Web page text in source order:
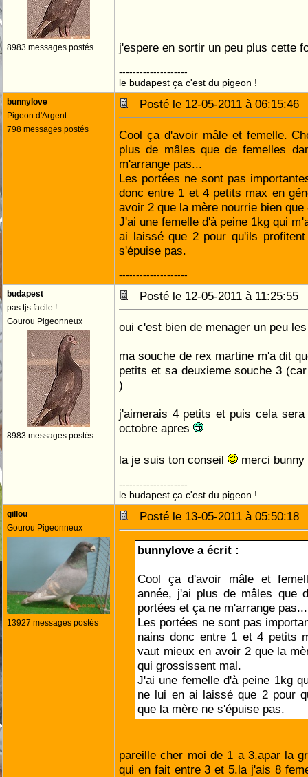
8983 messages postés j'espere en sortir un peu plus cette
--------------------
le budapest ça c'est du pigeon !
bunnylove
Pigeon d'Argent
798 messages postés
Posté le 12-05-2011 à
Cool ça d'avoir mâle et femelle.
plus de mâles que de femelles
m'arrange pas...
Les portées ne sont pas
donc entre 1 et 4 petits max en
avoir 2 que la mère nourrie bien
J'ai une femelle d'à peine 1kg qui
ai laissé que 2 pour qu'ils
s'épuise pas.
--------------------
budapest
pas tjs facile !
Gourou Pigeonneux
8983 messages postés
Posté le 12-05-2011 à 11:25:55
oui c'est bien de menager un peu
ma souche de rex martine m'a dit
petits et sa deuxieme souche 3
)
j'aimerais 4 petits et puis cela
octobre apres
la je suis ton conseil merci bunny
--------------------
le budapest ça c'est du pigeon !
gillou
Gourou Pigeonneux
13927 messages postés
Posté le 13-05-2011 à
bunnylove a écrit :
Cool ça d'avoir mâle et
année, j'ai plus de mâles que
portées et ça ne m'arrange pas...
Les portées ne sont pas
nains donc entre 1 et 4 petits
vaut mieux en avoir 2 que la
qui grossissent mal.
J'ai une femelle d'à peine 1kg
ne lui en ai laissé que 2 pour
que la mère ne s'épuise pas.
pareille cher moi de 1 a 3,apar la
qui en fait entre 3 et 5.la j'ais 8